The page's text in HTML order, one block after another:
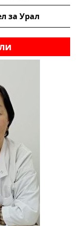
за Урал